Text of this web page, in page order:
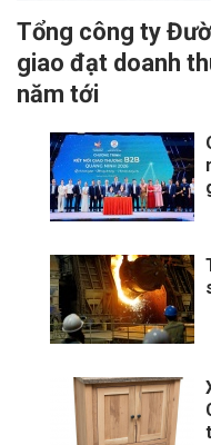
Tổng công ty
giao đạt doanh
năm tới